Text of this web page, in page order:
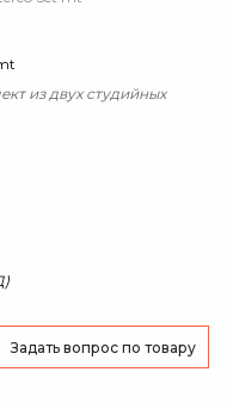
из двух студийных
Задать вопрос по товару